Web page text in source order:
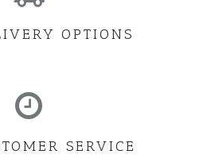
OPTIONS
SERVICE